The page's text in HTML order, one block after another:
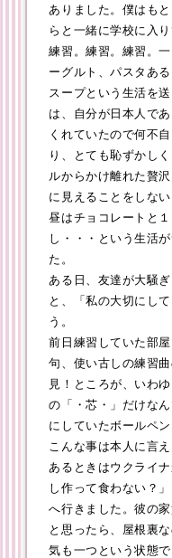
ありました。僕はも
らと一緒に学校に入り
練習。練習。練習。
ーグルト、パスタあ
スープという生活を
は、自分が日本人で
くれていたので何不
り、とても恥ずかし
ルからかけ離れた贅
に見えることをしな
昼はチョコレートと
し・・・という生活
た。
ある日、友達が大騒
と、「私の大切にし
う。
前日練習していた部
句、使い古しの練習
見！ところが、いわ
の「・芯・」だけな
にしていたボールペ
こんな事は本人に言
あるときはウクライ
し作って食わない？
へ行きました。彼の
と思ったら、屋根裏
気も一つという状態